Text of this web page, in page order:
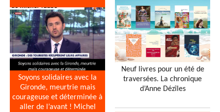
Soyons solidaires avec la
Gironde, meurtrie mais
courageuse et déterminée à
aller de l’avant ! Michel
Neuf livres pour un été de
traversées. La chronique
d’Anne Dézîles